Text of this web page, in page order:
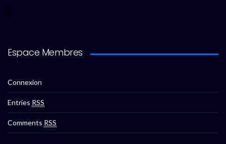
Espace Membres
Connexion
Entries RSS
Comments RSS